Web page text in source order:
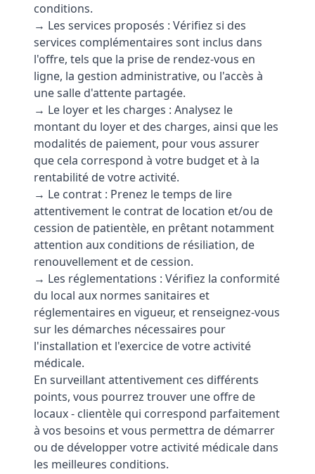
conditions.
→ Les services proposés : Vérifiez si des
services complémentaires sont inclus dans
l'offre, tels que la prise de rendez-vous en
ligne, la gestion administrative, ou l'accès à
une salle d'attente partagée.
→ Le loyer et les charges : Analysez le
montant du loyer et des charges, ainsi que les
modalités de paiement, pour vous assurer
que cela correspond à votre budget et à la
rentabilité de votre activité.
→ Le contrat : Prenez le temps de lire
attentivement le contrat de location et/ou de
cession de patientèle, en prêtant notamment
attention aux conditions de résiliation, de
renouvellement et de cession.
→ Les réglementations : Vérifiez la conformité
du local aux normes sanitaires et
réglementaires en vigueur, et renseignez-vous
sur les démarches nécessaires pour
l'installation et l'exercice de votre activité
médicale.
En surveillant attentivement ces différents
points, vous pourrez trouver une offre de
locaux - clientèle qui correspond parfaitement
à vos besoins et vous permettra de démarrer
ou de développer votre activité médicale dans
les meilleures conditions.